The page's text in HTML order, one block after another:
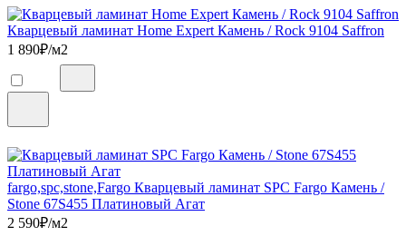
Кварцевый ламинат Home Expert Камень / Rock 9104 Saffron
1 890₽/м2
fargo,spc,stone,Fargo Кварцевый ламинат SPC Fargo Камень /
Stone 67S455 Платиновый Агат
2 590₽/м2